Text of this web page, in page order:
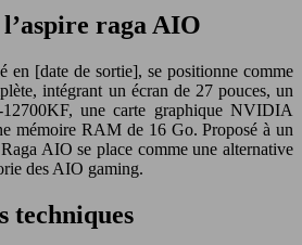
raga AIO
en [date de sortie], se positionne comme
intégrant un écran de 27 pouces, un
une carte graphique NVIDIA
mémoire RAM de 16 Go. Proposé à un
AIO se place comme une alternative
des AIO gaming.
techniques